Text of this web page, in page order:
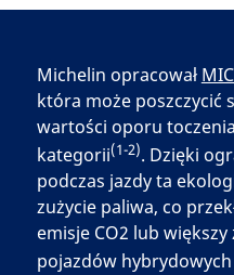
Michelin opracował
która może poszczycić
wartości oporu
kategorii(1-2). Dzięki
podczas jazdy ta
zużycie paliwa, co
emisje CO2 lub
pojazdów